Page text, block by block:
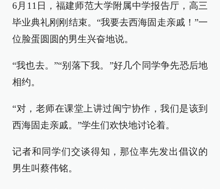
6月11日，福建师范大学附属中学报告厅，高三
毕业典礼刚刚结束。“我要去西海固走亲戚！”一
位脸蛋圆圆的男生兴奋地说。
“我也去。”“别落下我。”好几个同学争先恐后地
相约。
“对，老师在课堂上讲过闽宁协作，我们是该到
西海固走亲戚。”学生们欢快地讨论着。
记者和同学们交谈得知，那位率先发出倡议的
男生叫蔡伟铭。